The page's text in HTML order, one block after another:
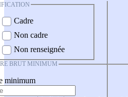
Cadre
Non cadre
Non renseignée
BRUT MINIMUM
minimum